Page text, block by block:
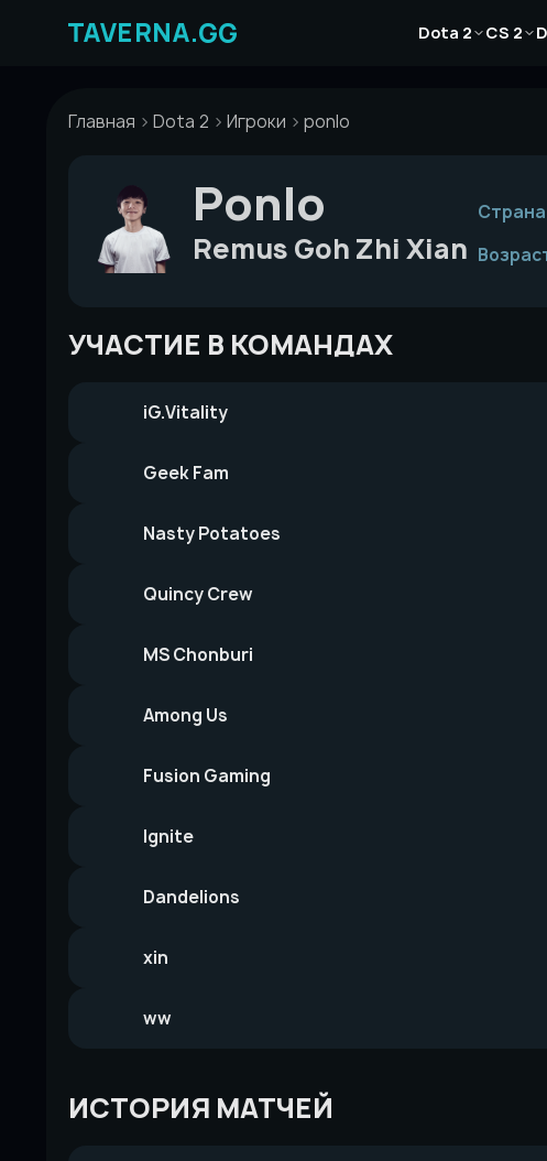
Dota 2
Статьи CS 2
Статьи
Главная Dota 2 Игроки ponlo
Ponlo
Remus Goh Zhi Xian
УЧАСТИЕ В КОМАНДАХ
iG.Vitality
Geek Fam
Nasty Potatoes
Quincy Crew
MS Chonburi
Among Us
Fusion Gaming
Ignite
Dandelions
xin
ww
ИСТОРИЯ МАТЧЕЙ